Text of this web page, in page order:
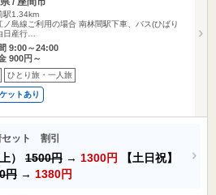
駅1.34km
ノ島線ご利用の場合 南林間駅下車、バス(ひばり
日産行…
9:00～24:00
900円～
ひとり旅・一人旅
ットあり
セット 割引
） 1500円 → 1300円
【土日祝】
円 → 1380円